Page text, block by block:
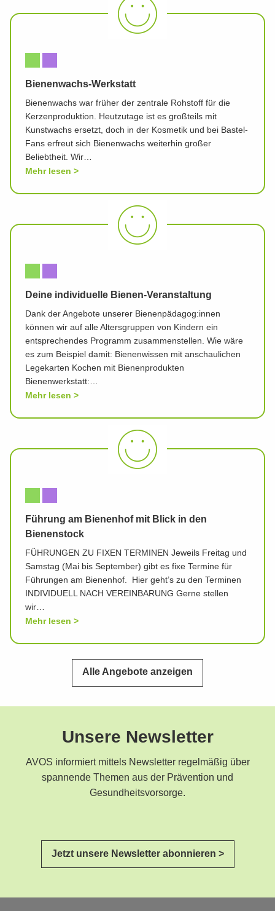
Bienenwachs-Werkstatt
Bienenwachs war früher der zentrale Rohstoff für die
Kerzenproduktion. Heutzutage ist es großteils mit
Kunstwachs ersetzt, doch in der Kosmetik und bei Bastel-
Fans erfreut sich Bienenwachs weiterhin großer
Beliebtheit. Wir…
Mehr lesen
Deine individuelle Bienen-Veranstaltung
Dank der Angebote unserer Bienenpädagog:innen
können wir auf alle Altersgruppen von Kindern ein
entsprechendes Programm zusammenstellen. Wie wäre
es zum Beispiel damit: Bienenwissen mit anschaulichen
Legekarten Kochen mit Bienenprodukten
Bienenwerkstatt:…
Mehr lesen
Führung am Bienenhof mit Blick in den
Bienenstock
FÜHRUNGEN ZU FIXEN TERMINEN Jeweils Freitag und
Samstag (Mai bis September) gibt es fixe Termine für
Führungen am Bienenhof. Hier geht’s zu den Terminen
INDIVIDUELL NACH VEREINBARUNG Gerne stellen
wir…
Mehr lesen
Alle Angebote anzeigen
Unsere Newsletter
AVOS informiert mittels Newsletter regelmäßig über
spannende Themen aus der Prävention und
Gesundheitsvorsorge.
Jetzt unsere Newsletter abonnieren >